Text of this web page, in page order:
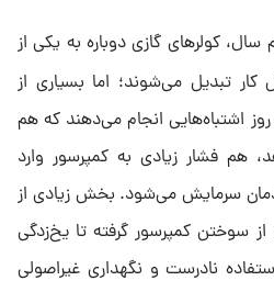
سال، کولرهای گازی دوباره به یکی از
تبدیل می‌شوند؛ اما بسیاری از
روز اشتباه‌هایی انجام می‌دهند که هم
هم فشار زیادی به کمپرسور وارد
سرمایش می‌شود. بخش زیادی از
از سوختن کمپرسور گرفته تا یخ‌زدگی
نادرست و نگهداری غیراصولی